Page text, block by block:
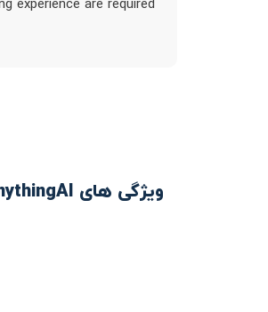
experience are required
ویژگی های WriteAnythingAI